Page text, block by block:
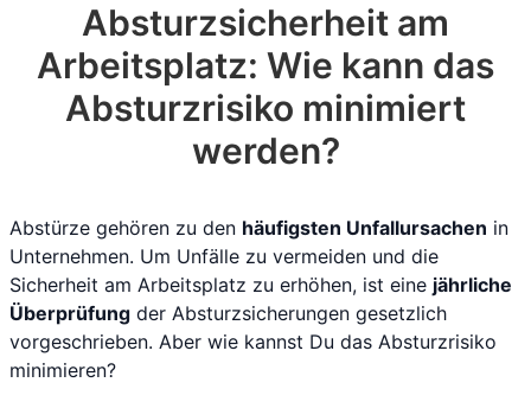
Absturzsicherheit am
Arbeitsplatz: Wie kann das
Absturzrisiko minimiert
werden?
Abstürze gehören zu den häufigsten Unfallursachen in
Unternehmen. Um Unfälle zu vermeiden und die
Sicherheit am Arbeitsplatz zu erhöhen, ist eine jährliche
Überprüfung der Absturzsicherungen gesetzlich
vorgeschrieben. Aber wie kannst Du das Absturzrisiko
minimieren?